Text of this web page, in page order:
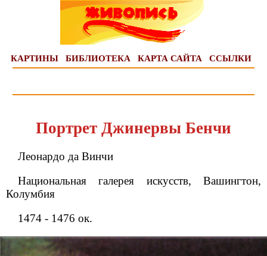
КАРТИНЫ БИБЛИОТЕКА КАРТА САЙТА ССЫЛКИ
Портрет Джинервы Бенчи
Леонардо да Винчи
Национальная галерея искусств, Вашингтон,
Колумбия
1474 - 1476 ок.